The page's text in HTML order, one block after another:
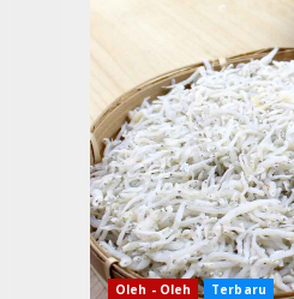
Oleh - Oleh Terbaru